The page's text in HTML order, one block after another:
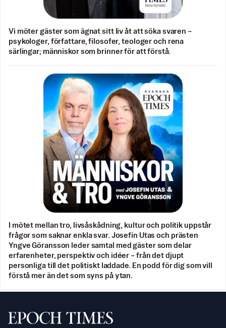
Vi möter gäster som ägnat sitt liv åt att söka svaren –
psykologer, författare, filosofer, teologer och rena
särlingar; människor som brinner för att förstå.
I mötet mellan tro, livsåskådning, kultur och politik uppstår
frågor som saknar enkla svar. Josefin Utas och prästen
Yngve Göransson leder samtal med gäster som delar
erfarenheter, perspektiv och idéer – från det djupt
personliga till det politiskt laddade. En podd för dig som vill
förstå mer än det som syns på ytan.
Svenska Epoch Times